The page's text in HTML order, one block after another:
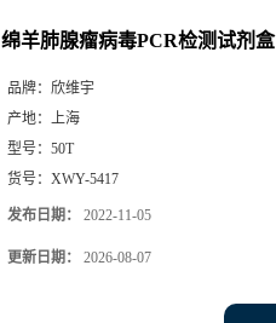
绵羊肺腺瘤病毒PCR检测试剂盒
品牌： 欣维宇
产地： 上海
型号： 50T
货号： XWY-5417
发布日期： 2022-11-05
更新日期： 2026-08-07